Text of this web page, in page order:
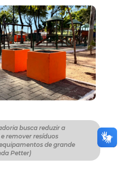
busca reduzir a
remover resíduos
de grande
Petter)